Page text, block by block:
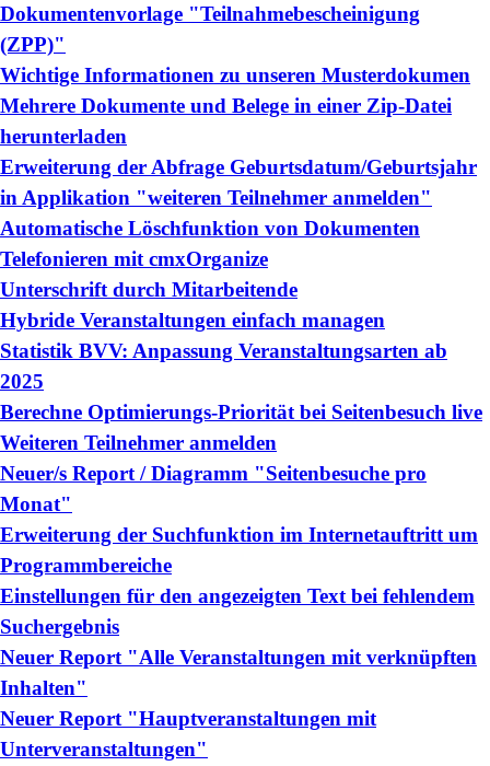
Dokumentenvorlage "Teilnahmebescheinigung
(ZPP)"
Wichtige Informationen zu unseren Musterdokumen
Mehrere Dokumente und Belege in einer Zip-Datei
herunterladen
Erweiterung der Abfrage Geburtsdatum/Geburtsjahr
in Applikation "weiteren Teilnehmer anmelden"
Automatische Löschfunktion von Dokumenten
Telefonieren mit cmxOrganize
Unterschrift durch Mitarbeitende
Hybride Veranstaltungen einfach managen
Statistik BVV: Anpassung Veranstaltungsarten ab
2025
Berechne Optimierungs-Priorität bei Seitenbesuch live
Weiteren Teilnehmer anmelden
Neuer/s Report / Diagramm "Seitenbesuche pro
Monat"
Erweiterung der Suchfunktion im Internetauftritt um
Programmbereiche
Einstellungen für den angezeigten Text bei fehlendem
Suchergebnis
Neuer Report "Alle Veranstaltungen mit verknüpften
Inhalten"
Neuer Report "Hauptveranstaltungen mit
Unterveranstaltungen"